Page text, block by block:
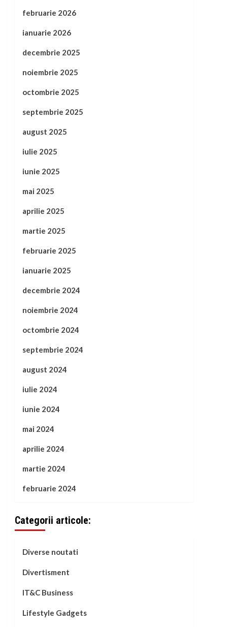
februarie 2026
ianuarie 2026
decembrie 2025
noiembrie 2025
octombrie 2025
septembrie 2025
august 2025
iulie 2025
iunie 2025
mai 2025
aprilie 2025
martie 2025
februarie 2025
ianuarie 2025
decembrie 2024
noiembrie 2024
octombrie 2024
septembrie 2024
august 2024
iulie 2024
iunie 2024
mai 2024
aprilie 2024
martie 2024
februarie 2024
Categorii articole:
Diverse noutati
Divertisment
IT&C Business
Lifestyle Gadgets